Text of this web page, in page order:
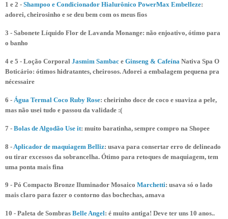
1 e 2 - Shampoo e Condicionador Hialurônico PowerMax Embelleze:
adorei, cheirosinho e se deu bem com os meus fios
3 - Sabonete Líquido Flor de Lavanda Monange: não enjoativo, ótimo para
o banho
4 e 5 - Loção Corporal Jasmim Sambac e Ginseng & Cafeína Nativa Spa O
Boticário: ótimos hidratantes, cheirosos. Adorei a embalagem pequena pra
nécessaire
6 - Água Termal Coco Ruby Rose: cheirinho doce de coco e suaviza a pele,
mas não usei tudo e passou da validade :(
7 - Bolas de Algodão Use it: muito baratinha, sempre compro na Shopee
8 - Aplicador de maquiagem Belliz: usava para consertar erro de delineado
ou tirar excessos da sobrancelha. Ótimo para retoques de maquiagem, tem
uma ponta mais fina
9 - Pó Compacto Bronze Iluminador Mosaico Marchetti: usava só o lado
mais claro para fazer o contorno das bochechas, amava
10 - Paleta de Sombras Belle Angel: é muito antiga! Deve ter uns 10 anos..